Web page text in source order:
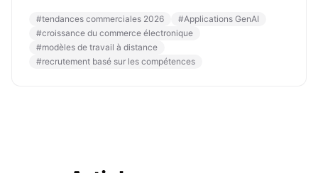
#tendances commerciales 2026 #Applications GenAI
#croissance du commerce électronique
#modèles de travail à distance
#recrutement basé sur les compétences